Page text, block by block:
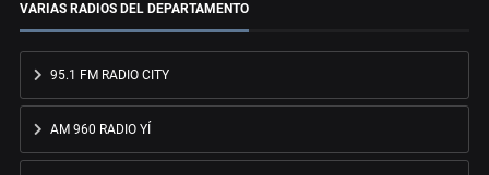
VARIAS RADIOS DEL DEPARTAMENTO
95.1 FM RADIO CITY
AM 960 RADIO YÍ